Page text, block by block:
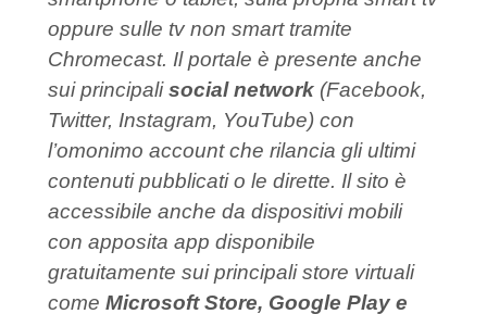
oppure sulle tv non smart tramite
Chromecast. Il portale è presente anche
sui principalisocial network (Facebook,
Twitter, Instagram, YouTube) con
l’omonimo account che rilancia gli ultimi
contenuti pubblicati o le dirette. Il sito è
accessibile anche da dispositivi mobili
con apposita app disponibile
gratuitamente sui principali store virtuali
come Microsoft Store, Google Play e